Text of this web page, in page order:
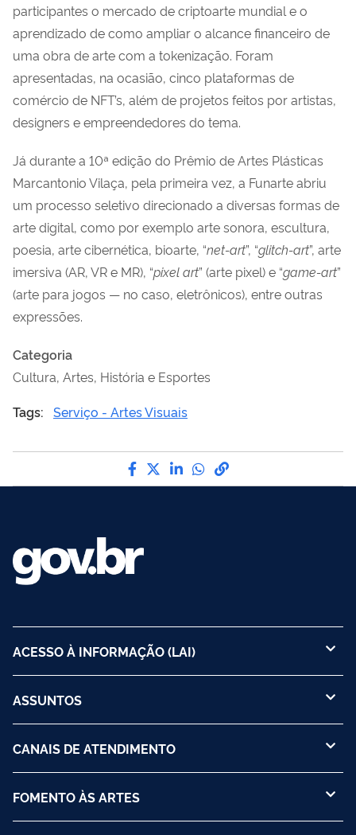
participantes o mercado de criptoarte mundial e o
aprendizado de como ampliar o alcance financeiro de
uma obra de arte com a tokenização. Foram
apresentadas, na ocasião, cinco plataformas de
comércio de NFT’s, além de projetos feitos por artistas,
designers e empreendedores do tema.
Já durante a 10ª edição do Prêmio de Artes Plásticas
Marcantonio Vilaça, pela primeira vez, a Funarte abriu
um processo seletivo direcionado a diversas formas de
arte digital, como por exemplo arte sonora, escultura,
poesia, arte cibernética, bioarte, “net-art”, “glitch-art”, arte
imersiva (AR, VR e MR), “pixel art” (arte pixel) e “game-art”
(arte para jogos — no caso, eletrônicos), entre outras
expressões.
Categoria
Cultura, Artes, História e Esportes
Tags: Serviço - Artes Visuais
Compartilhe por Facebook
Compartilhe por Twitter
Compartilhe por
Compartilhe por
link para Copiar
ACESSO À INFORMAÇÃO (LAI)
ASSUNTOS
CANAIS DE ATENDIMENTO
FOMENTO ÀS ARTES